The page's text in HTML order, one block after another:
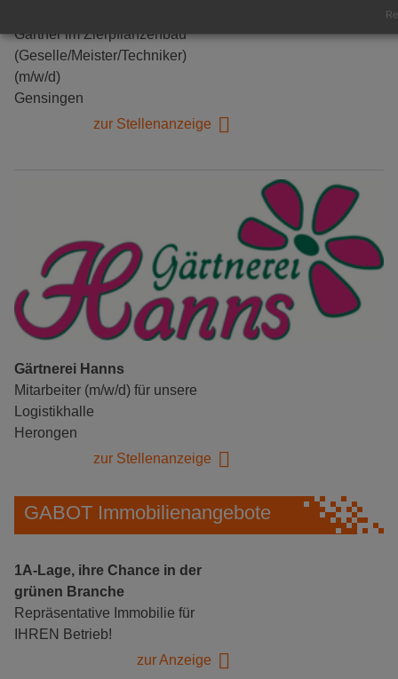
Gärtner im Zierpflanzenbau
(Geselle/Meister/Techniker)
(m/w/d)
Gensingen
zur Stellenanzeige
Gärtnerei Hanns
Mitarbeiter (m/w/d) für unsere
Logistikhalle
Herongen
zur Stellenanzeige
GABOT Immobilienangebote
1A-Lage, ihre Chance in der
grünen Branche
Repräsentative Immobilie für
IHREN Betrieb!
zur Anzeige